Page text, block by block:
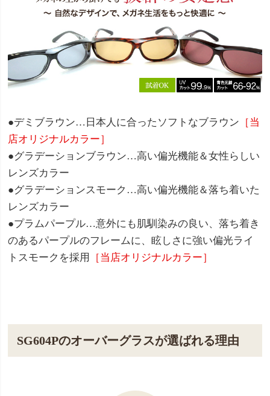
●デミブラウン…日本人に合ったソフトなブラウン ［当
店オリジナルカラー］
●グラデーションブラウン…高い偏光機能＆女性らしい
レンズカラー
●グラデーションスモーク…高い偏光機能＆落ち着いた
レンズカラー
●プラムパープル…意外にも肌馴染みの良い、落ち着き
のあるパープルのフレームに、眩しさに強い偏光ライ
トスモークを採用
［当店オリジナルカラー］
SG604Pのオーバーグラスが選ばれる理由